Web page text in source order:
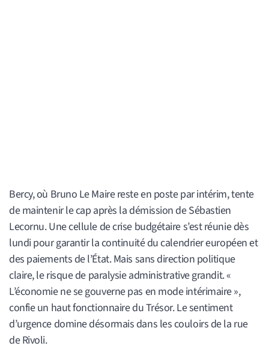
Bercy, où Bruno Le Maire reste en poste par intérim, tente
de maintenir le cap après la démission de Sébastien
Lecornu. Une cellule de crise budgétaire s’est réunie dès
lundi pour garantir la continuité du calendrier européen et
des paiements de l’État. Mais sans direction politique
claire, le risque de paralysie administrative grandit. «
L’économie ne se gouverne pas en mode intérimaire »,
confie un haut fonctionnaire du Trésor. Le sentiment
d’urgence domine désormais dans les couloirs de la rue
de Rivoli.